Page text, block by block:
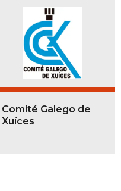
Comité Galego de
Xuíces